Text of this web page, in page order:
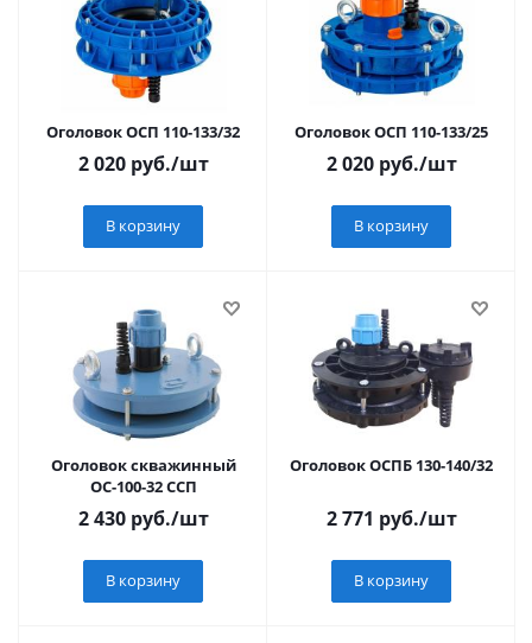
Оголовок ОСП 110-133/32
2 020руб./шт
В корзину
Оголовок ОСП 110-133/25
2 020руб./шт
В корзину
Оголовок скважинный
ОС-100-32 ССП
2 430руб./шт
В корзину
Оголовок ОСПБ 130-140/32
2 771 руб./шт
В корзину